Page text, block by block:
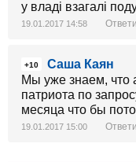
у владі взагалі
19.01.2017 14:58
+10
Саша Каян
Мы уже знаем, что
патриота по
месяца что бы
19.01.2017 15:00